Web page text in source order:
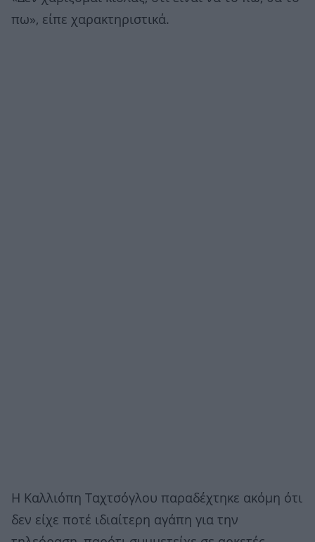
πω», είπε χαρακτηριστικά.
Η Καλλιόπη Ταχτσόγλου παραδέχτηκε ακόμη ότι
δεν είχε ποτέ ιδιαίτερη αγάπη για την